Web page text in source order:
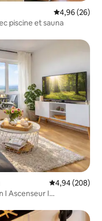
Note
4,96 (26)
piscine et sauna
Note
4,94 (208)
I Ascenseur I